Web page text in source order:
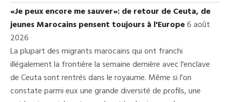
«Je peux encore me sauver»: de retour de Ceuta, de
jeunes Marocains pensent toujours à l'Europe6 août
2026
La plupart des migrants marocains qui ont franchi
illégalement la frontière la semaine dernière avec l'enclave
de Ceuta sont rentrés dans le royaume. Même si l'on
constate parmi eux une grande diversité de profils, une